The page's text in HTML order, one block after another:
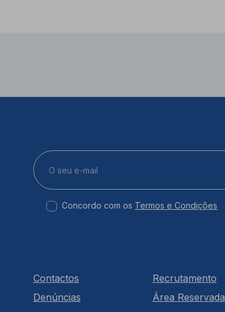
Concordo com os Termos e Condições
Contactos
Denúncias
Recrutamento
Área Reservada